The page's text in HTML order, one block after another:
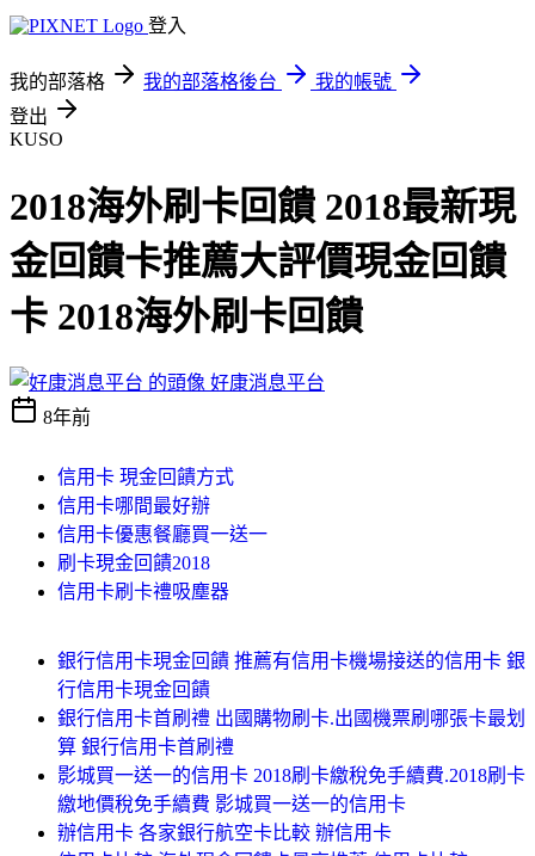
登入
我的部落格 我的部落格後台
我的帳號
登出
KUSO
2018海外刷卡回饋 2018最新現
金回饋卡推薦大評價現金回饋
卡 2018海外刷卡回饋
好康消息平台
8年前
信用卡 現金回饋方式
信用卡哪間最好辦
信用卡優惠餐廳買一送一
刷卡現金回饋2018
信用卡刷卡禮吸塵器
銀行信用卡現金回饋 推薦有信用卡機場接送的信用卡 銀
行信用卡現金回饋
銀行信用卡首刷禮 出國購物刷卡.出國機票刷哪張卡最划
算 銀行信用卡首刷禮
影城買一送一的信用卡 2018刷卡繳稅免手續費.2018刷卡
繳地價稅免手續費 影城買一送一的信用卡
辦信用卡 各家銀行航空卡比較 辦信用卡